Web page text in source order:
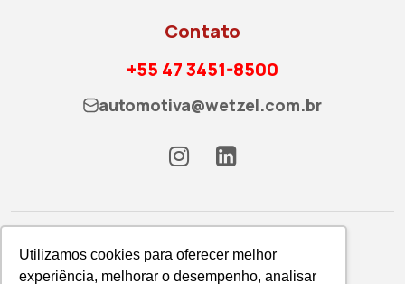
Utilizamos cookies para oferecer melhor
experiência, melhorar o desempenho, analisar
Contato
+55 47 3451-8500
automotiva@wetzel.com.br